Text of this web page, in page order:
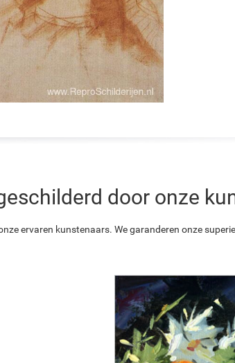
door onze
ervaren kunstenaars. We garanderen onze